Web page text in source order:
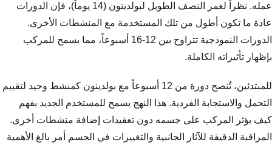
عمله. نظراً لعمر النصف الطويل لبولدينون (14 يوماً)، فإن الدورات
عادة ما تكون أطول من تلك المستخدمة مع المنشطات الأخرى.
الدورات النموذجية تتراوح بين 12-16 أسبوعاً، مما يسمح للمركب
بإظهار تأثيراته الكاملة.
للمبتدئين، تُنصح دورة من 12 أسبوعاً مع بولدينون كمنشط وحيد لتقييم
التحمل والاستجابة الفردية. هذا النهج يسمح للمستخدم الجديد بفهم
كيف يؤثر المركب على جسمه دون تعقيدات إضافة منشطات أخرى.
المراقبة الدقيقة للآثار الجانبية والتغييرات في الجسم أمر بالغ الأهمية